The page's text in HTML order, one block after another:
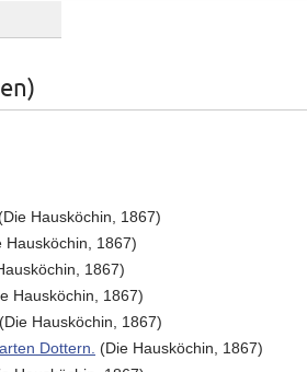
(Die Hausköchin, 1867)
Hausköchin, 1867)
1867)
Hausköchin, 1867)
(Die Hausköchin, 1867)
Dottern.
(Die Hausköchin, 1867)